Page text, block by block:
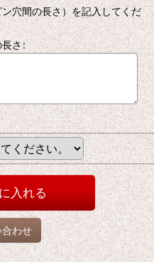
穴間の長さ）を記入してくだ
さ:
入れる
わせ